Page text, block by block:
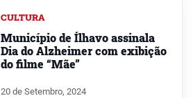
CULTURA
Município de Ílhavo assinala
Dia do Alzheimer com exibição
do filme “Mãe”
20 de Setembro, 2024